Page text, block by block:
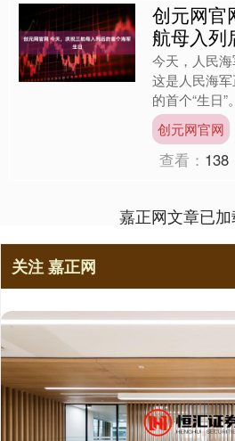
创元网官
航母入列
今天，人民
这是人民海
的首个“生日
祝福人民海军
强！....
创元网官网
查看： 138
嘉正网文章已
关注 嘉正网